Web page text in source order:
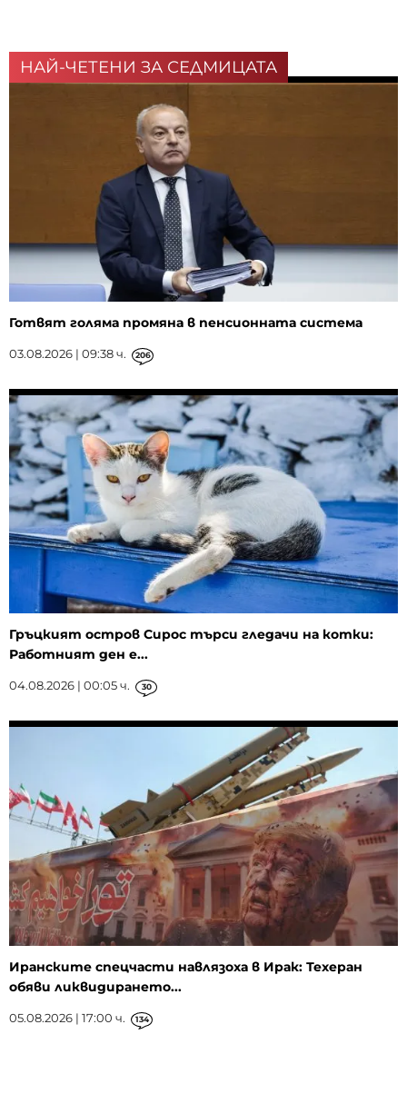
НАЙ-ЧЕТЕНИ ЗА СЕДМИЦАТА
Готвят голяма промяна в пенсионната система
03.08.2026 | 09:38 ч. 206
Гръцкият остров Сирос търси гледачи на котки:
Работният ден е...
04.08.2026 | 00:05 ч. 30
Иранските спецчасти навлязоха в Ирак: Техеран
обяви ликвидирането...
05.08.2026 | 17:00 ч. 134